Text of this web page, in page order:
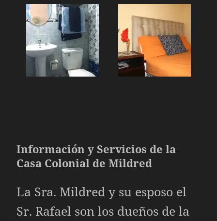
Información y Servicios de la
Casa Colonial de Mildred
La Sra. Mildred y su esposo el
Sr. Rafael son los dueños de la